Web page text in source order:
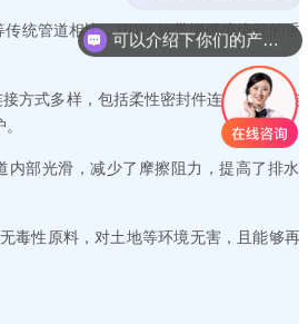
统管道相比，HDPE钢带增强缠绕管的重
方式多样，包括柔性密封件连接、卡箍连
内部光滑，减少了摩擦阻力，提高了排水
毒性原料，对土地等环境无害，且能够再
可以介绍下你们的产品么